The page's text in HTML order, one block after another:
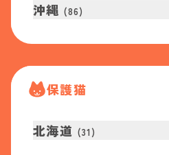
沖縄 (86)
保護猫
北海道 (31 )